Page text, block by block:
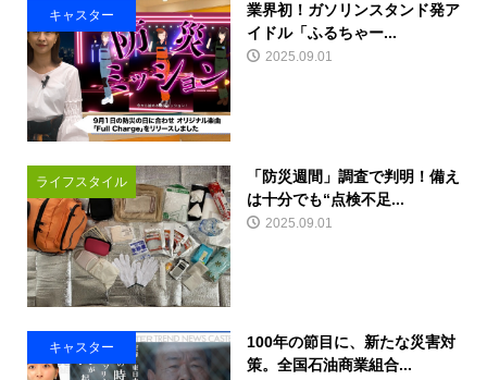
キャスター
業界初！ガソリンスタンド発ア
イドル「ふるちゃー...
2025.09.01
ライフスタイル
「防災週間」調査で判明！備え
は十分でも“点検不足...
2025.09.01
キャスター
100年の節目に、新たな災害対
策。全国石油商業組合...